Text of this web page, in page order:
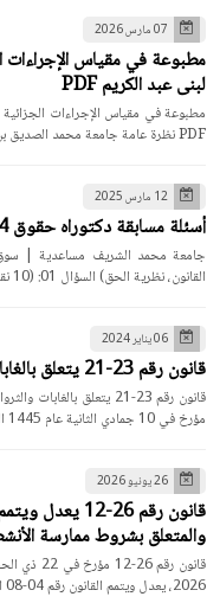
07 مارس 2026
مطبوعة في مقياس الإجراءات
لبنى عبد الكريم PDF
مطبوعة في مقياس الإجراءات
PDF نظرة عامة جامعة محمد الصديق بن يحي – جيجل - ك…
12 مارس 2025
أسئلة مسابقة دكتوراه حقوق 2024-2025
جامعة محمد الشريف مساعدية | سوق
القانون، نظرية الحق) السؤال 01: (10 نقاط): مدى انطب…
06 يناير 2024
قانون رقم 23-21 يتعلق بالغابات والثروات الغابية PDF
مؤرخ في 10 جمادي الثانية عام 1445 الموافق 23 ديسم…
26 يونيو 2026
والمتعلق بشروط ممارسة
2026، يعدل ويتمم القانون رقم 04-08 المؤرخ في 27 جماد…